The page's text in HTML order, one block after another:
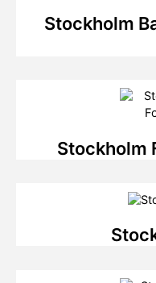
Stockholm
Stockholm